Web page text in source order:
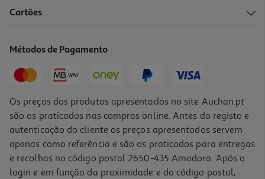
Cartões
Métodos de Pagamento
Os preços dos produtos apresentados no site Auchan.pt
são os praticados nas compras online. Antes do registo e
autenticação do cliente os preços apresentados servem
apenas como referência e são os praticados para entregas
e recolhas no código postal 2650-435 Amadora. Após o
login e em função da proximidade e do código postal,